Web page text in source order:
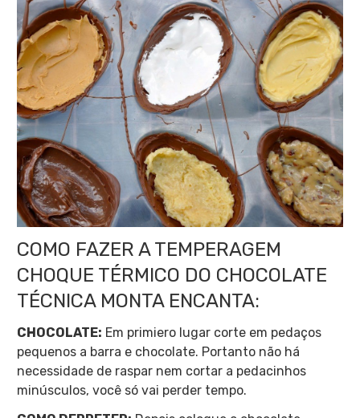
COMO FAZER A TEMPERAGEM
CHOQUE TÉRMICO DO CHOCOLATE
TÉCNICA MONTA ENCANTA:
CHOCOLATE: Em primiero lugar corte em pedaços
pequenos a barra e chocolate. Portanto não há
necessidade de raspar nem cortar a pedacinhos
minúsculos, você só vai perder tempo.